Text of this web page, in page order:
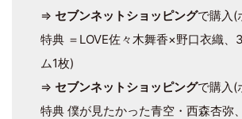
⇒ セブンネットショッピングで購入(
特典 ＝LOVE佐々木舞香×野口衣織、
ム1枚)
⇒ セブンネットショッピングで購入(
特典 僕が見たかった青空・西森杏弥